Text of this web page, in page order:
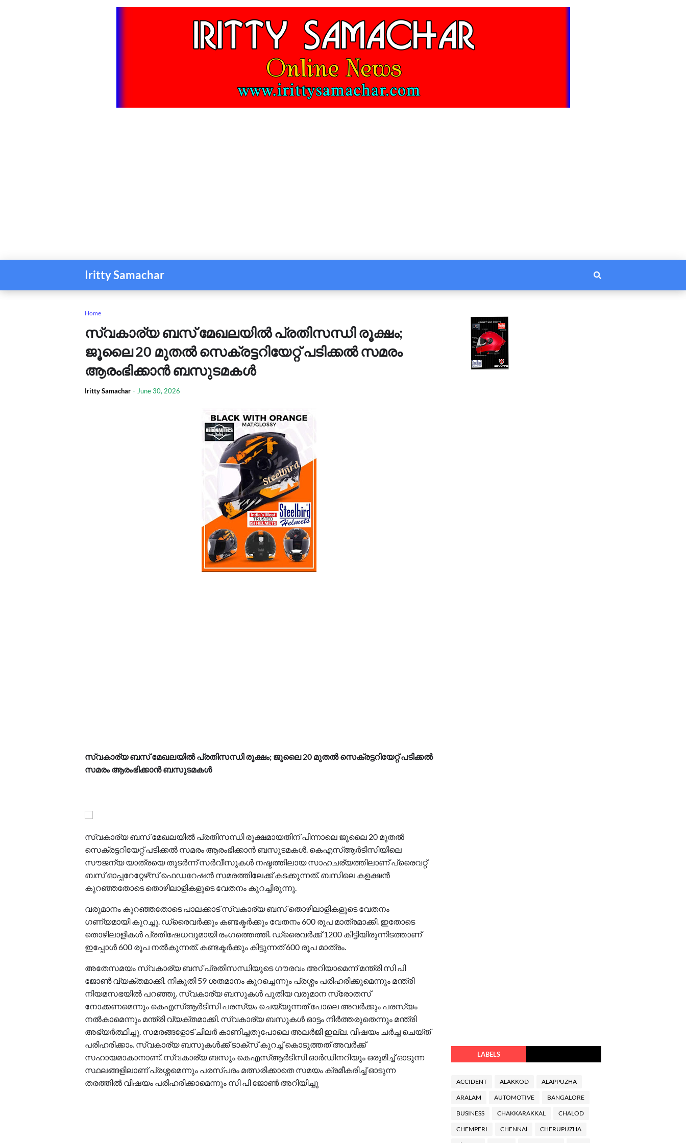
Iritty Samachar
Home
സ്വകാര്യ ബസ് മേഖലയിൽ പ്രതിസന്ധി രൂക്ഷം;
ജൂലൈ 20 മുതൽ സെക്രട്ടറിയേറ്റ് പടിക്കൽ സമരം
ആരംഭിക്കാൻ ബസുടമകൾ
Iritty Samachar - June 30, 2026
സ്വകാര്യ ബസ് മേഖലയിൽ പ്രതിസന്ധി രൂക്ഷം; ജൂലൈ 20 മുതൽ സെക്രട്ടറിയേറ്റ് പടിക്കൽ
സമരം ആരംഭിക്കാൻ ബസുടമകൾ
സ്വകാര്യ ബസ് മേഖലയിൽ പ്രതിസന്ധി രൂക്ഷമായതിന് പിന്നാലെ ജൂലൈ 20 മുതൽ
സെക്രട്ടറിയേറ്റ് പടിക്കൽ സമരം ആരംഭിക്കാൻ ബസുടമകൾ. കെഎസ്ആർടിസിയിലെ
സൗജന്യ യാത്രയെ തുടർന്ന് സർവീസുകൾ നഷ്ടത്തിലായ സാഹചര്യത്തിലാണ് പ്രൈവറ്റ്
ബസ് ഓപ്പറേറ്റേഴ്‌സ് ഫെഡറേഷൻ സമരത്തിലേക്ക് കടക്കുന്നത്. ബസിലെ കളക്ഷൻ
കുറഞ്ഞതോടെ തൊഴിലാളികളുടെ വേതനം കുറച്ചിരുന്നു.
വരുമാനം കുറഞ്ഞതോടെ പാലക്കാട് സ്വകാര്യ ബസ് തൊഴിലാളികളുടെ വേതനം ​
ഗണ്യമായി കുറച്ചു. ഡ്രൈവർക്കും കണ്ടക്ടർക്കും വേതനം 600 രൂപ മാത്രമാക്കി. ഇതോടെ
തൊഴിലാളികൾ പ്രതിഷേധവുമായി രം​ഗത്തെത്തി. ഡ്രൈവർക്ക് 1200 കിട്ടിയിരുന്നിടത്താണ്
ഇപ്പോൾ 600 രൂപ നൽകുന്നത്. കണ്ടക്ടർക്കും കിട്ടുന്നത് 600 രൂപ മാത്രം.
അതേസമയം സ്വകാര്യ ബസ് പ്രതിസന്ധിയുടെ ഗൗരവം അറിയാമെന്ന് മന്ത്രി സി പി
ജോണ്‍ വ്യക്തമാക്കി. നികുതി 59 ശതമാനം കുറച്ചെന്നും പ്രശ്നം പരിഹരിക്കുമെന്നും മന്ത്രി
നിയമസഭയിൽ പറഞ്ഞു. സ്വകാര്യ ബസുകൾ പുതിയ വരുമാന സ്രോതസ്
നോക്കണമെന്നും കെഎസ്ആർടിസി പരസ്യം ചെയ്യുന്നത് പോലെ അവർക്കും പരസ്യം
നൽകാമെന്നും മന്ത്രി വ്യക്തമാക്കി. സ്വകാര്യ ബസുകൾ ഓട്ടം നിർത്തരുതെന്നും മന്ത്രി
അഭ്യർത്ഥിച്ചു. സമരങ്ങളോട് ചിലർ കാണിച്ചതുപോലെ അലർജി ഇല്ല. വിഷയം ചർച്ച ചെയ്ത്
പരിഹരിക്കാം. സ്വകാര്യ ബസുകൾക്ക് ടാക്സ് കുറച്ച് കൊടുത്തത് അവർക്ക്
സഹായമാകാനാണ്. സ്വകാര്യ ബസും കെഎസ്ആർടിസി ഓർഡിനറിയും ഒരുമിച്ച് ഓടുന്ന
സ്ഥലങ്ങളിലാണ് പ്രശ്നമെന്നും പരസ്പരം മത്സരിക്കാതെ സമയം ക്രമീകരിച്ച് ഓടുന്ന
തരത്തിൽ വിഷയം പരിഹരിക്കാമെന്നും സി പി ജോണ്‍ അറിയിച്ചു
LABELS
ACCIDENT ALAKKOD ALAPPUZHA
ARALAM AUTOMOTIVE BANGALORE
BUSINESS CHAKKARAKKAL CHALOD
CHEMPERI CHENNAl CHERUPUZHA